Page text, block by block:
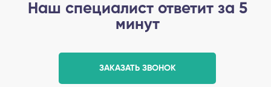
Наш специалист ответит за 5
минут
ЗАКАЗАТЬ ЗВОНОК